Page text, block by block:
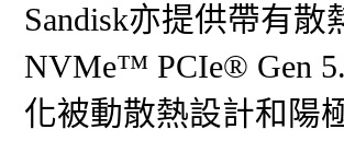
Sandisk亦提供帶有
NVMe™ PCIe® Gen
化被動散熱設計和陽